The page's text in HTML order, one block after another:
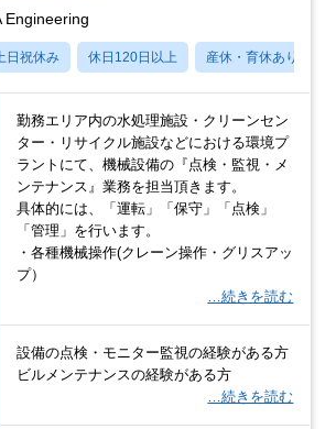
Engineering
日祝休み 休日120日以上 産休・育休あり
勤務エリア内の水処理施設・クリーンセン
ター・リサイクル施設などにおける環境プ
ラントにて、機械設備の『点検・監視・メ
ンテナンス』業務を担当頂きます。
具体的には、「運転」「保守」「点検」
「管理」を行います。
・各種機械操作(クレーン操作・グリスアッ
プ）
…続きを読む
設備の点検・モニター監視の経験がある方
ビルメンテナンスの経験がある方
…続きを読む